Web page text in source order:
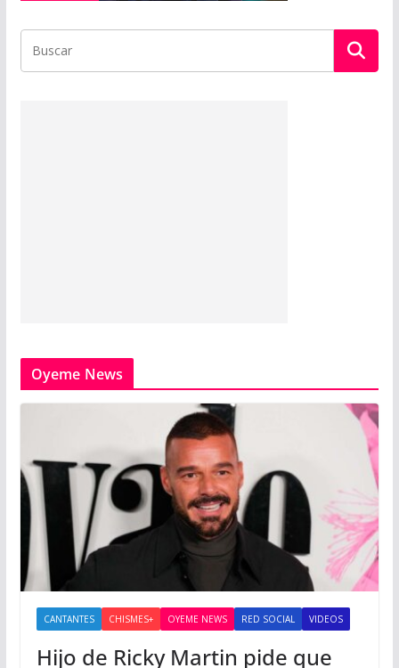
Oyeme News
CANTANTES CHISMES+ OYEME NEWS RED SOCIAL VIDEOS
Hijo de Ricky Martin pide que